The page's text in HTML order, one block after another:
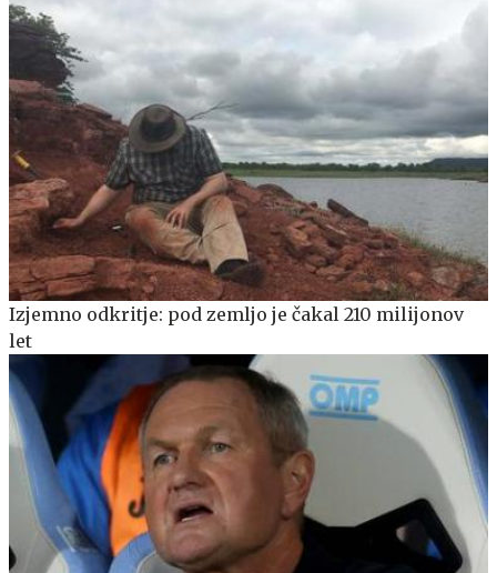
Izjemno odkritje: pod zemljo je čakal 210 milijonov
let